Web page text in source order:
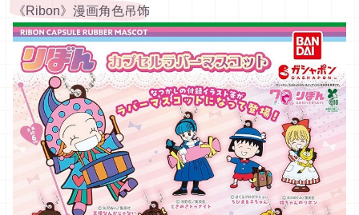
《Ribon》漫画角色吊饰